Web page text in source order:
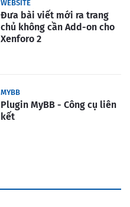
WEBSITE
Đưa bài viết mới ra trang
chủ không cần Add-on cho
Xenforo 2
MYBB
Plugin MyBB - Công cụ liên
kết